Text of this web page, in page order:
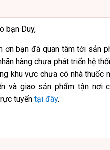
bạn Duy,
ơn bạn đã quan tâm tới sản
hàng chưa phát triển hệ
khu vực chưa có nhà thuốc
và giao sản phẩm tận nơi
tuyến tại đây.